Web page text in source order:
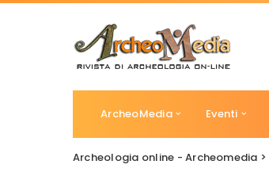
ArcheoMedia Eventi
Archeologia online - Archeomedia >